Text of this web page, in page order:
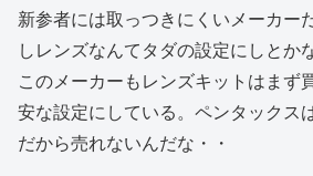
新参者には取っつきにくいメーカー
しレンズなんてタダの設定にしとか
このメーカーもレンズキットはまず
安な設定にしている。ペンタックス
だから売れないんだな・・